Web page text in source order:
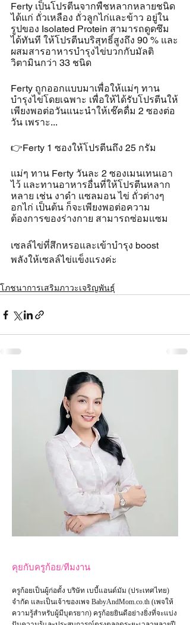
Ferty เป็นโปรตีนจากพืชหลากหลายชนิด
ได้แก่ ถั่วเหลือง ถั่วลูกไก่และข้าว อยู่ใน
รูปของ Isolated Protein สามารถดูดซึม
ได้ทันที ให้โปรตีนบริสุทธิ์สูงถึง 90 % และ
ผสมสารอาหารบำรุงไข่บวกกับมัลติ
วิตามินกว่า 33 ชนิด
Ferty ถูกออกแบบมาเพื่อให้แม่ๆ ทาน
บำรุงไข่โดยเฉพาะ เพื่อให้ได้รับโปรตีนให้
เพียงพอต่อวันแนะนำให้เช๊คดื่ม 2 ซองต่อ
วัน เพราะ...
👉Ferty 1 ซองให้โปรตีนถึง 25 กรัม
แม่ๆ ทาน Ferty วันละ 2 ซองเมนเทนเอา
ไว้ และทานอาหารอื่นที่ให้โปรตีนหลาก
หลาย เช่น งาดำ แซลมอน ไข่ ถั่วต่างๆ
อกไก่ เป็นต้น ก็จะเพียงพอต่อความ
ต้องการของร่างกาย สามารถซ่อมแซม
เซลล์ไข่ที่สึกหรอและเข้าบำรุง boost
พลังให้เซลล์ไข่แข็งแรงค่ะ
โภชนาการเสริมภาวะเจริญพันธุ์
คุยกับครูก้อย/ทีมงาน
ครูก้อยเป็นผู้ก่อตั้ง บริษัท เบบี้แอนด์มัม (ประเทศไทย)
จำกัด และเป็นเจ้าของเพจ BabyAndMom.co.th (เพจให้
ความรู้สำหรับผู้มีบุตรยาก) ครูก้อยยินดีอย่างยิ่งที่จะแบ่ง